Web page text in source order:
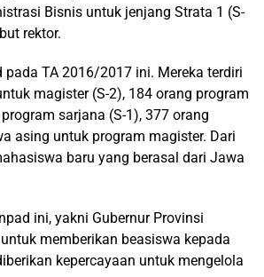
Bisnis untuk jenjang Strata 1 (S-
rektor.
TA 2016/2017 ini. Mereka terdiri
magister (S-2), 184 orang program
sarjana (S-1), 377 orang
asing untuk program magister. Dari
baru yang berasal dari Jawa
ini, yakni Gubernur Provinsi
memberikan beasiswa kepada
kepercayaan untuk mengelola